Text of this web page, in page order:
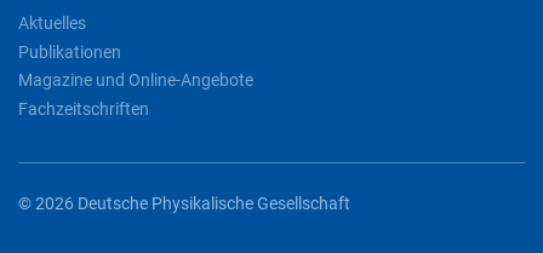
Aktuelles
Publikationen
Magazine und Online-Angebote
Fachzeitschriften
© 2026 Deutsche Physikalische Gesellschaft